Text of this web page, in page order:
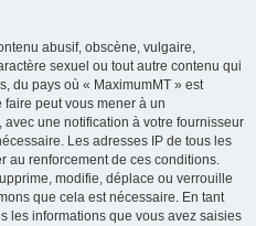
abusif, obscène, vulgaire,
sexuel ou tout autre contenu qui
du pays où « MaximumMT » est
peut vous mener à un
une notification à votre fournisseur
Les adresses IP de tous les
au renforcement de ces conditions.
modifie, déplace ou verrouille
que cela est nécessaire. En tant
les informations que vous avez saisies